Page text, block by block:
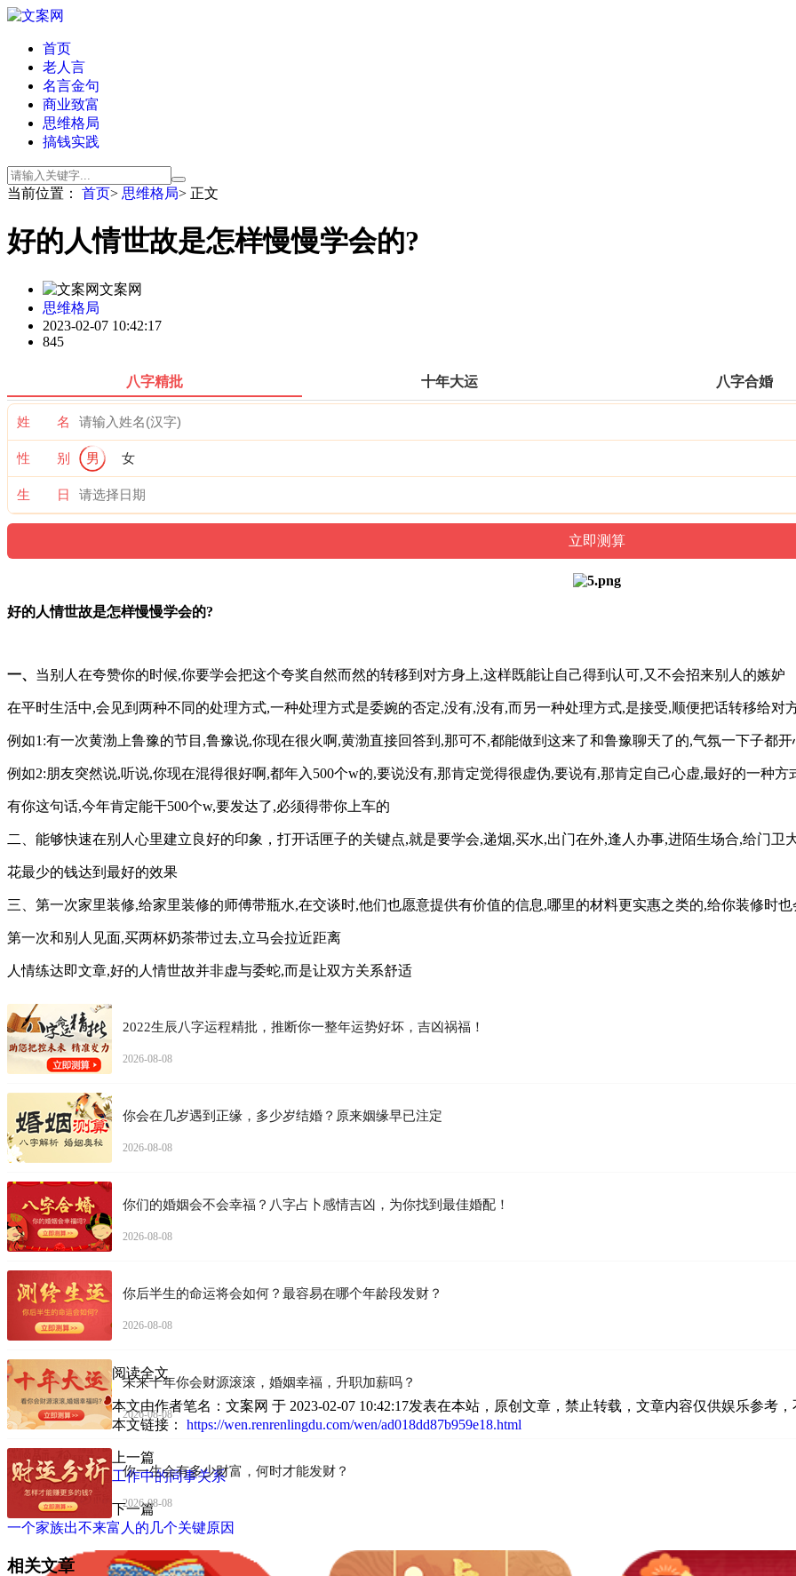
首页
老人言
名言金句
商业致富
思维格局
搞钱实践
当前位置： 首页> 思维格局> 正文
好的人情世故是怎样慢慢学会的?
文案网
思维格局
2023-02-07 10:42:17
845
八字精批 十年大运 八字合婚
姓 名
性 别 男 女
生 日
好的人情世故是怎样慢慢学会的?
一、 当别人在夸赞你的时候,你要学会把这个夸奖自然而然的转移到对方身上,这样既能让自己得到认可,又不会招来别人的嫉妒
在平时生活中,会见到两种不同的处理方式,一种处理方式是委婉的否定,没有,没有,而另一种处理方式,是接受,顺便把话转移给对
例如1:有一次黄渤上鲁豫的节目,鲁豫说,你现在很火啊,黄渤直接回答到,那可不,都能做到这来了和鲁豫聊天了的,气氛一下子都开
例如2:朋友突然说,听说,你现在混得很好啊,都年入500个w的,要说没有,那肯定觉得很虚伪,要说有,那肯定自己心虚,最好的一种方
有你这句话,今年肯定能干500个w,要发达了,必须得带你上车的
二、能够快速在别人心里建立良好的印象，打开话匣子的关键点,就是要学会,递烟,买水,出门在外,逢人办事,进陌生场合,给门卫
花最少的钱达到最好的效果
三、第一次家里装修,给家里装修的师傅带瓶水,在交谈时,他们也愿意提供有价值的信息,哪里的材料更实惠之类的,给你装修时
第一次和别人见面,买两杯奶茶带过去,立马会拉近距离
人情练达即文章,好的人情世故并非虚与委蛇,而是让双方关系舒适
2022生辰八字运程精批，推断你一整年运势好坏，吉凶祸福！
2026-08-08
你会在几岁遇到正缘，多少岁结婚？原来姻缘早已注定
2026-08-08
你们的婚姻会不会幸福？八字占卜感情吉凶，为你找到最佳婚配！
2026-08-08
你后半生的命运将会如何？最容易在哪个年龄段发财？
2026-08-08
未来十年你会财源滚滚，婚姻幸福，升职加薪吗？
2026-08-08
你一生会有多少财富，何时才能发财？
2026-08-08
阅读全文
本文由作者笔名：文案网 于 2023-02-07 10:42:17发表在本站，原创文章，禁止转载，文章内容仅供娱乐参考
本文链接： https://wen.renrenlingdu.com/wen/ad018dd87b959e18.html
上一篇
工作中的同事关系
下一篇
一个家族出不来富人的几个关键原因
相关文章